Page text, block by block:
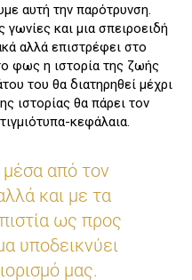
αυτή την παρότρυνση.
και μια σπειροειδή
αλλά επιστρέφει στο
φως η ιστορία της ζωής
του θα διατηρηθεί μέχρι
ιστορίας θα πάρει τον
κεφάλαια.
από τον
και με τα
ως προς
υποδεικνύει
μας.